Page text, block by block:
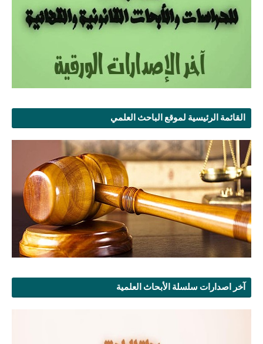
القائمة الرئيسية لموقع الباحث العلمي
آخر اصدارات سلسلة الأبحاث العلمية